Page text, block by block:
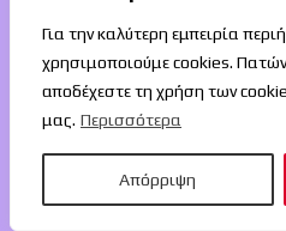
Για την καλύτερη εμπειρία
χρησιμοποιούμε cookies.
αποδέχεστε τη χρήση των
μας. Περισσότερα
Απόρριψη